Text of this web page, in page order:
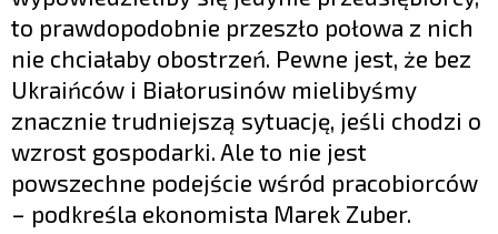
to prawdopodobnie przeszło połowa z nich
nie chciałaby obostrzeń. Pewne jest, że bez
Ukraińców i Białorusinów mielibyśmy
znacznie trudniejszą sytuację, jeśli chodzi o
wzrost gospodarki. Ale to nie jest
powszechne podejście wśród pracobiorców
– podkreśla ekonomista Marek Zuber.